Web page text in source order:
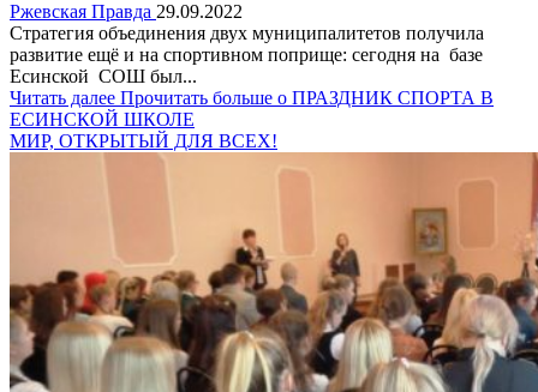
Ржевская Правда 29.09.2022
Стратегия объединения двух муниципалитетов получила
развитие ещё и на спортивном поприще: сегодня на базе
Есинской СОШ был...
Читать далее Прочитать больше о ПРАЗДНИК СПОРТА В
ЕСИНСКОЙ ШКОЛЕ
МИР, ОТКРЫТЫЙ ДЛЯ ВСЕХ!